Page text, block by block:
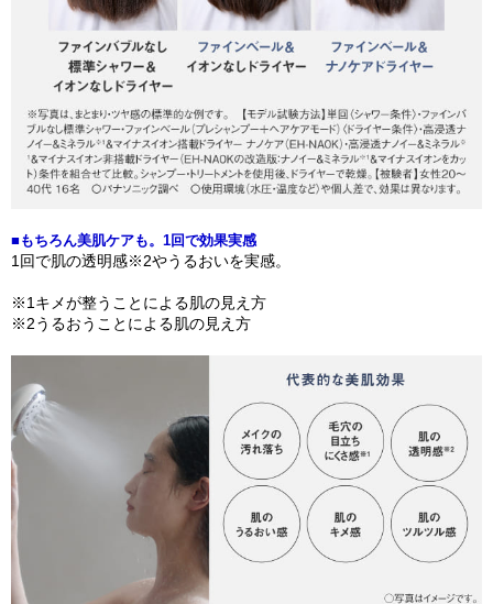
■もちろん美肌ケアも。1回で効果実感
1回で肌の透明感※2やうるおいを実感。
※1キメが整うことによる肌の見え方
※2うるおうことによる肌の見え方